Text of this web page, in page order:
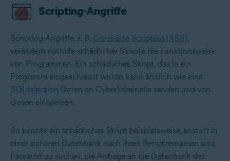
Scripting-Angriffe
Scripting-Angriffe, z. B. Cross-Site Scripting (XSS),
verändern mithilfe schädlicher Skripte die Funktionsweise
von Programmen. Ein schädliches Skript, das in ein
Programm eingeschleust wurde, kann ähnlich wie eine
SQL-Injection Daten an Cyberkriminelle senden und von
diesen einspeisen.
So könnte ein schädliches Skript beispielsweise, anstatt in
einer sicheren Datenbank nach Ihren Benutzernamen und
Passwort zu suchen, die Anfrage an die Datenbank des